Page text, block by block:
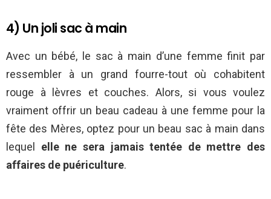
4) Un joli sac à main
Avec un bébé, le sac à main d’une femme finit par
ressembler à un grand fourre-tout où cohabitent
rouge à lèvres et couches. Alors, si vous voulez
vraiment offrir un beau cadeau à une femme pour la
fête des Mères, optez pour un beau sac à main dans
lequel elle ne sera jamais tentée de mettre des
affaires de puériculture.